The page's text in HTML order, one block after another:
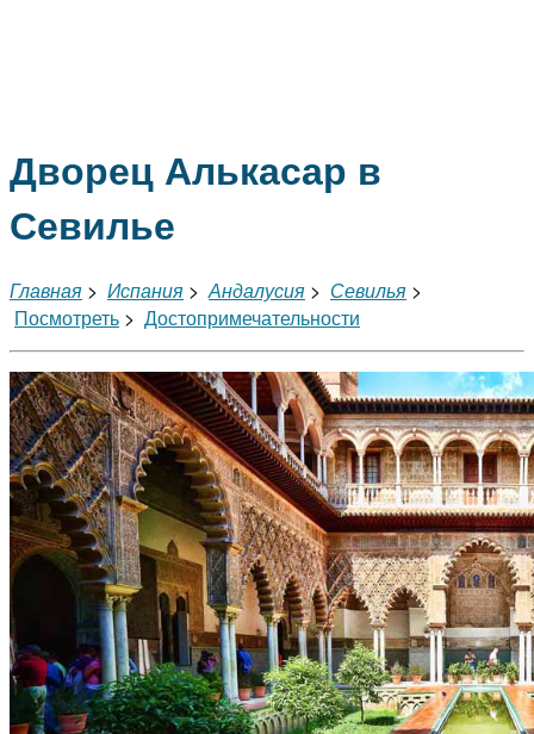
Дворец Алькасар в
Севилье
Главная > Испания >Андалусия > Севилья >
Посмотреть > Достопримечательности